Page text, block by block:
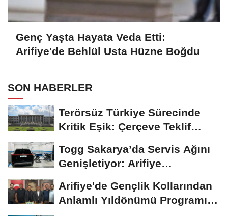
Genç Yaşta Hayata Veda Etti:
Arifiye'de Behlül Usta Hüzne Boğdu
SON HABERLER
Terörsüz Türkiye Sürecinde
Kritik Eşik: Çerçeve Teklif
Togg Sakarya’da Servis Ağını
Genişletiyor: Arifiye
Arifiye'de Gençlik Kollarından
Anlamlı Yıldönümü Programı: